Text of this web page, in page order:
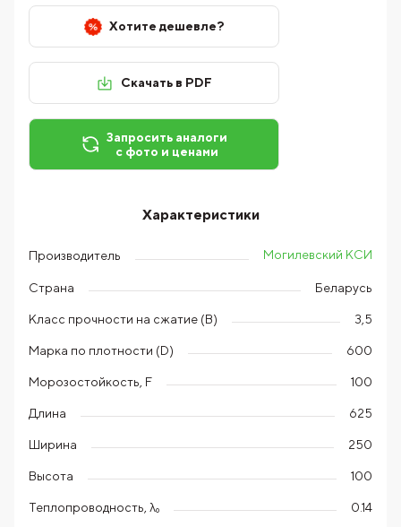
Хотите дешевле?
Скачать в PDF
Запросить аналоги
с фото и ценами
Характеристики
Производитель Могилевский КСИ
Страна Беларусь
Класс прочности на сжатие (В) 3,5
Марка по плотности (D) 600
Морозостойкость, F 100
Длина 625
Ширина 250
Высота 100
Теплопроводность, λ₀ 0.14